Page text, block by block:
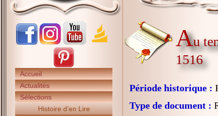
Accueil
Actualités
Sélections
Histoire d'en Lire
Au
1516
Période historique :
Type de document :